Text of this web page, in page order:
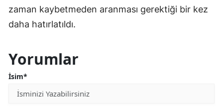
zaman kaybetmeden aranması gerektiği bir kez
daha hatırlatıldı.
Yorumlar
İsim*